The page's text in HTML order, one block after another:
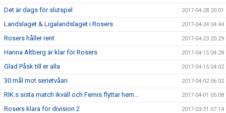
Det är dags för slutspel 2017-04-28 20:01
Landslaget & Ligalandslaget i Rosers 2017-04-24 04:44
Rosers håller rent 2017-04-23 20:29
Hanna Altberg är klar för Rosers 2017-04-15 04:28
Glad Påsk till er alla 2017-04-15 04:02
30 mål mot serietvåan 2017-04-02 06:02
RIK:s sista match ikväll och Fernis flyttar hem... 2017-04-01 05:08
Rosers klara för division 2 2017-03-31 07:14